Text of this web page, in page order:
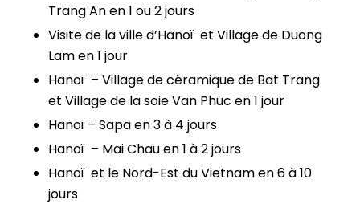
Trang An en 1 ou 2 jours
Visite de la ville d’Hanoï et Village de Duong
Lam en 1 jour
Hanoï – Village de céramique de Bat Trang
et Village de la soie Van Phuc en 1 jour
Hanoï – Sapa en 3 à 4 jours
Hanoï – Mai Chau en 1 à 2 jours
Hanoï et le Nord-Est du Vietnam en 6 à 10
jours